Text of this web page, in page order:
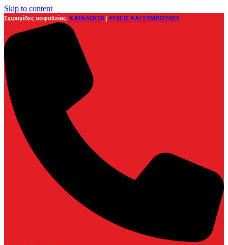
Skip to content
Σφραγίδες ασφαλείας. ΚΑΤΑΛΟΓΟΙ ΛΥΣΕΙΣ ΚΑΙ ΣΥΜΒΟΥΛΕΣ